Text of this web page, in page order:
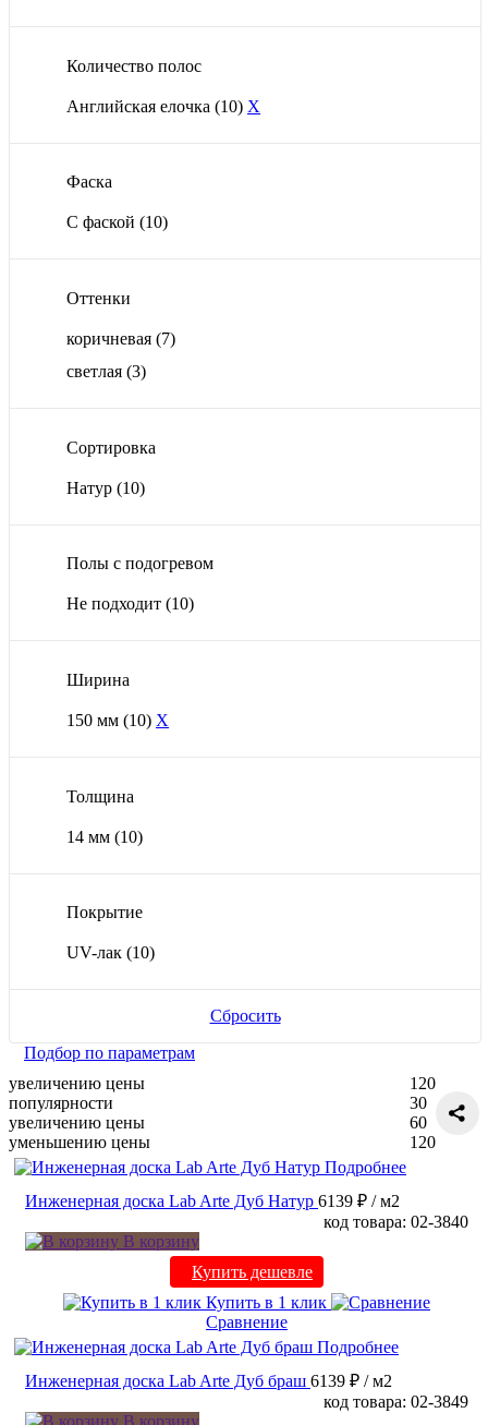
Количество полос
Английская елочка (10) X
Фаска
С фаской (10)
Оттенки
коричневая (7)
светлая (3)
Сортировка
Натур (10)
Полы с подогревом
Не подходит (10)
Ширина
150 мм (10) X
Толщина
14 мм (10)
Покрытие
UV-лак (10)
Сбросить
Подбор по параметрам
увеличению цены
популярности
увеличению цены
уменьшению цены
120
30
60
120
Подробнее
Инженерная доска Lab Arte Дуб Натур 6139 ₽ / м2
код товара: 02-3840
В корзину
Купить дешевле
Купить в 1 клик
Сравнение
Подробнее
Инженерная доска Lab Arte Дуб браш 6139 ₽ / м2
код товара: 02-3849